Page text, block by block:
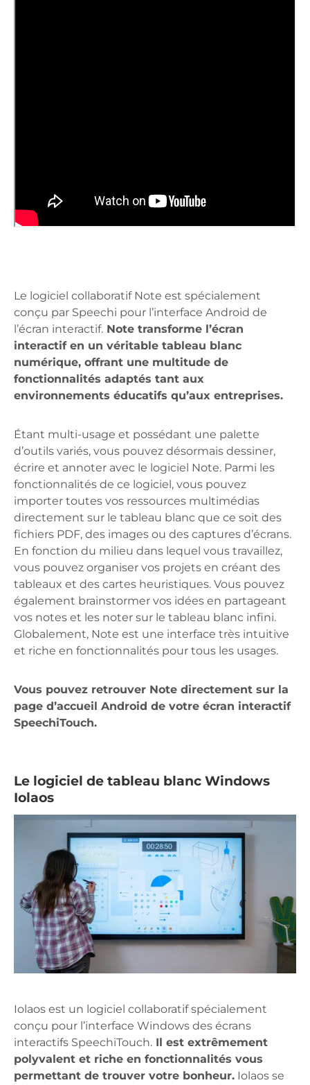
Le logiciel collaboratif Note est spécialement
conçu par Speechi pour l’interface Android de
l’écran interactif. Note transforme l’écran
interactif en un véritable tableau blanc
numérique, offrant une multitude de
fonctionnalités adaptés tant aux
environnements éducatifs qu’aux entreprises.
Étant multi-usage et possédant une palette
d’outils variés, vous pouvez désormais dessiner,
écrire et annoter avec le logiciel Note. Parmi les
fonctionnalités de ce logiciel, vous pouvez
importer toutes vos ressources multimédias
directement sur le tableau blanc que ce soit des
fichiers PDF, des images ou des captures d’écrans.
En fonction du milieu dans lequel vous travaillez,
vous pouvez organiser vos projets en créant des
tableaux et des cartes heuristiques. Vous pouvez
également brainstormer vos idées en partageant
vos notes et les noter sur le tableau blanc infini.
Globalement, Note est une interface très intuitive
et riche en fonctionnalités pour tous les usages.
Vous pouvez retrouver Note directement sur la
page d’accueil Android de votre écran interactif
SpeechiTouch.
Le logiciel de tableau blanc Windows
Iolaos
Iolaos est un logiciel collaboratif spécialement
conçu pour l’interface Windows des écrans
interactifs SpeechiTouch. Il est extrêmement
polyvalent et riche en fonctionnalités vous
permettant de trouver votre bonheur. Iolaos se